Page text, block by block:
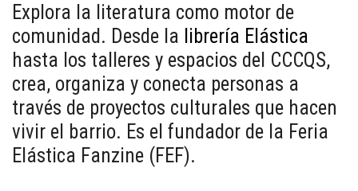
Explora la literatura como motor de
comunidad. Desde la librería Elástica
hasta los talleres y espacios del CCCQS,
crea, organiza y conecta personas a
través de proyectos culturales que hacen
vivir el barrio. Es el fundador de la Feria
Elástica Fanzine (FEF).